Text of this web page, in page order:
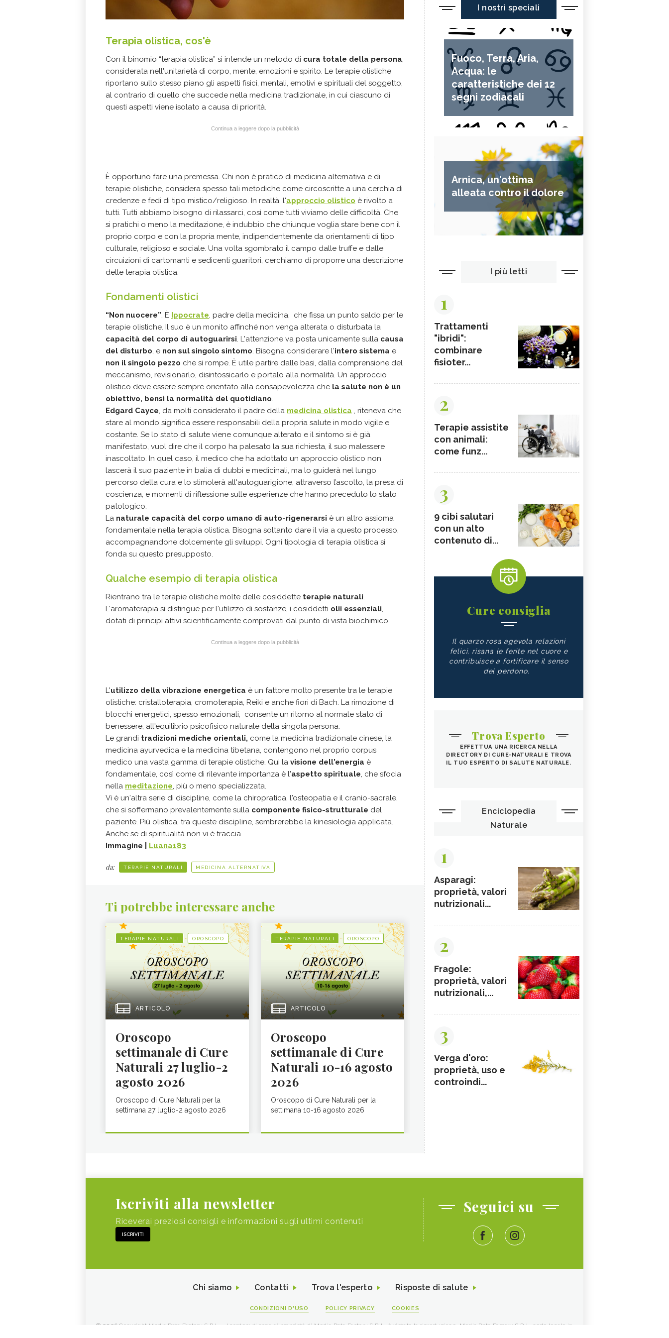
Terapia olistica, cos'è
Con il binomio “terapia olistica” si intende un metodo di cura totale della persona,
considerata nell'unitarietà di corpo, mente, emozioni e spirito. Le terapie olistiche
riportano sullo stesso piano gli aspetti fisici, mentali, emotivi e spirituali del soggetto,
al contrario di quello che succede nella medicina tradizionale, in cui ciascuno di
questi aspetti viene isolato a causa di priorità.
Continua a leggere dopo la pubblicità
È opportuno fare una premessa. Chi non è pratico di medicina alternativa e di
terapie olistiche, considera spesso tali metodiche come circoscritte a una cerchia di
credenze e fedi di tipo mistico/religioso. In realtà, l'approccio olistico è rivolto a
tutti. Tutti abbiamo bisogno di rilassarci, così come tutti viviamo delle difficoltà. Che
si pratichi o meno la meditazione, è indubbio che chiunque voglia stare bene con il
proprio corpo e con la propria mente, indipendentemente da orientamenti di tipo
culturale, religioso e sociale. Una volta sgombrato il campo dalle truffe e dalle
circuizioni di cartomanti e sedicenti guaritori, cerchiamo di proporre una descrizione
delle terapia olistica.
Fondamenti olistici
“Non nuocere”. È Ippocrate, padre della medicina, che fissa un punto saldo per le
terapie olistiche. Il suo è un monito affinché non venga alterata o disturbata la
capacità del corpo di autoguarirsi. L'attenzione va posta unicamente sulla causa
del disturbo, e non sul singolo sintomo. Bisogna considerare l'intero sistema e
non il singolo pezzo che si rompe. È utile partire dalle basi, dalla comprensione del
meccanismo, revisionarlo, disintossicarlo e portalo alla normalità. Un approccio
olistico deve essere sempre orientato alla consapevolezza che la salute non è un
obiettivo, bensì la normalità del quotidiano.
Edgard Cayce, da molti considerato il padre della medicina olistica , riteneva che
stare al mondo significa essere responsabili della propria salute in modo vigile e
costante. Se lo stato di salute viene comunque alterato e il sintomo si è già
manifestato, vuol dire che il corpo ha palesato la sua richiesta, il suo malessere
inascoltato. In quel caso, il medico che ha adottato un approccio olistico non
lascerà il suo paziente in balia di dubbi e medicinali, ma lo guiderà nel lungo
percorso della cura e lo stimolerà all'autoguarigione, attraverso l’ascolto, la presa di
coscienza, e momenti di riflessione sulle esperienze che hanno preceduto lo stato
patologico.
La naturale capacità del corpo umano di auto-rigenerarsi è un altro assioma
fondamentale nella terapia olistica. Bisogna soltanto dare il via a questo processo,
accompagnandone dolcemente gli sviluppi. Ogni tipologia di terapia olistica si
fonda su questo presupposto.
Qualche esempio di terapia olistica
Rientrano tra le terapie olistiche molte delle cosiddette terapie naturali.
L'aromaterapia si distingue per l'utilizzo di sostanze, i cosiddetti olii essenziali,
dotati di principi attivi scientificamente comprovati dal punto di vista biochimico.
Continua a leggere dopo la pubblicità
L'utilizzo della vibrazione energetica è un fattore molto presente tra le terapie
olistiche: cristalloterapia, cromoterapia, Reiki e anche fiori di Bach. La rimozione di
blocchi energetici, spesso emozionali, consente un ritorno al normale stato di
benessere, all'equilibrio psicofisico naturale della singola persona.
Le grandi tradizioni mediche orientali, come la medicina tradizionale cinese, la
medicina ayurvedica e la medicina tibetana, contengono nel proprio corpus
medico una vasta gamma di terapie olistiche. Qui la visione dell'energia è
fondamentale, così come di rilevante importanza è l'aspetto spirituale, che sfocia
nella meditazione, più o meno specializzata.
Vi è un'altra serie di discipline, come la chiropratica, l'osteopatia e il cranio-sacrale,
che si soffermano prevalentemente sulla componente fisico-strutturale del
paziente. Più olistica, tra queste discipline, sembrerebbe la kinesiologia applicata.
Anche se di spiritualità non vi è traccia.
Immagine | Luana183
da: TERAPIE NATURALI MEDICINA ALTERNATIVA
Ti potrebbe interessare anche
TERAPIE NATURALI OROSCOPO
ARTICOLO
Oroscopo
settimanale di Cure
Naturali 27 luglio-2
agosto 2026
Oroscopo di Cure Naturali per la
settimana 27 luglio-2 agosto 2026
TERAPIE NATURALI OROSCOPO
ARTICOLO
Oroscopo
settimanale di Cure
Naturali 10-16 agosto
2026
Oroscopo di Cure Naturali per la
settimana 10-16 agosto 2026
I nostri speciali
Fuoco, Terra, Aria,
Acqua: le
caratteristiche dei 12
segni zodiacali
Arnica, un'ottima
alleata contro il dolore
I più letti
1
Trattamenti
"ibridi":
combinare
fisioter...
2
Terapie assistite
con animali:
come funz...
3
9 cibi salutari
con un alto
contenuto di...
Cure consiglia
Il quarzo rosa agevola relazioni
felici, risana le ferite nel cuore e
contribuisce a fortificare il senso
del perdono.
Trova Esperto
EFFETTUA UNA RICERCA NELLA
DIRECTORY DI CURE-NATURALI E TROVA
IL TUO ESPERTO DI SALUTE NATURALE.
Enciclopedia
Naturale
1
Asparagi:
proprietà, valori
nutrizionali...
2
Fragole:
proprietà, valori
nutrizionali,...
3
Verga d'oro:
proprietà, uso e
controindi...
Iscriviti alla newsletter
Riceverai preziosi consigli e informazioni sugli ultimi contenuti
ISCRIVITI
Seguici su
Chi siamo Contatti Trova l'esperto Risposte di salute
CONDIZIONI D'USO POLICY PRIVACY COOKIES
© 2026 Copyright Media Data Factory S.R.L. - I contenuti sono di proprietà di Media Data Factory S.R.L, è vietata la riproduzione. Media Data Factory S.R.L. sede legale in